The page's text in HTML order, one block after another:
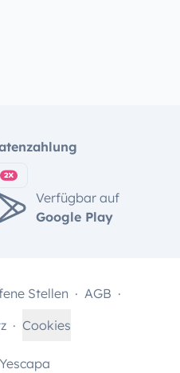
Verfügbar auf
Google Play
Stellen
AGB
Cookies